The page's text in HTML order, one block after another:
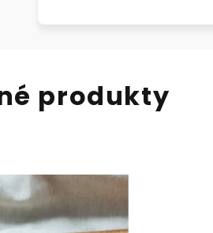
produkty